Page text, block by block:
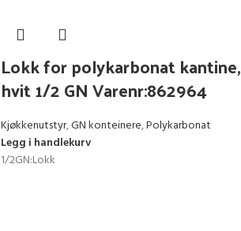
Lokk for polykarbonat kantine,
hvit 1/2 GN Varenr:862964
Kjøkkenutstyr,GN konteinere,Polykarbonat
Legg i handlekurv
1/2GN:Lokk